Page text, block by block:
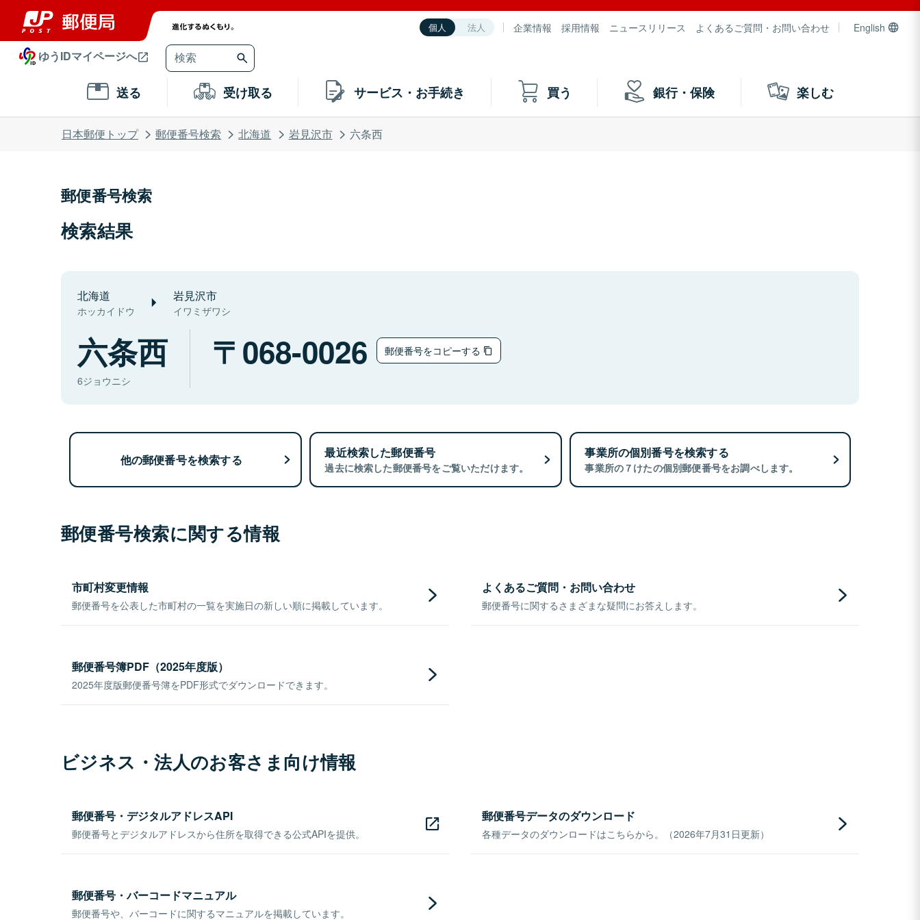
個人 法人 企業情報 採用情報 ニュースリリース よくあるご質問・お問い合わせ English
ゆうIDマイページへ
送る 受け取る サービス・お手続き 買う 銀行・保険 楽しむ
日本郵便トップ 郵便番号検索 北海道 岩見沢市 六条西
郵便番号検索
検索結果
北海道
ホッカイドウ
岩見沢市
イワミザワシ
六条西
6ジョウニシ
068-0026 郵便番号をコピーする
他の郵便番号を検索する 最近検索した郵便番号
過去に検索した郵便番号をご覧いただけます。
事業所の個別番号を検索する
事業所の７けたの個別郵便番号をお調べします。
郵便番号検索に関する情報
市町村変更情報
郵便番号を公表した市町村の一覧を実施日の新しい順に掲載しています。
よくあるご質問・お問い合わせ
郵便番号に関するさまざまな疑問にお答えします。
郵便番号簿PDF（2025年度版）
2025年度版郵便番号簿をPDF形式でダウンロードできます。
ビジネス・法人のお客さま向け情報
郵便番号・デジタルアドレスAPI
郵便番号とデジタルアドレスから住所を取得できる公式APIを提供。
郵便番号データのダウンロード
各種データのダウンロードはこちらから。（2026年7月31日更新）
郵便番号・バーコードマニュアル
郵便番号や、バーコードに関するマニュアルを掲載しています。